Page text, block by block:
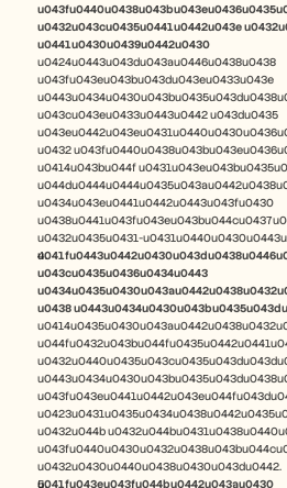
u0432u043cu0435u0441u0442u043e
u0441u0430u0439u0442u0430
u0424u0443u043du043au0446u0438u0438
u043fu043eu043bu043du043eu0433u043e
u043cu043eu0433u0443u0442 u043du0435
u0432
u0414u043bu044f
u0434u043eu0441u0442u0443u043fu0430
u0432u0435u0431-
u043cu0435u0436u0434u0443
u0438
u0432u044b
u0432u0430u0440u0438u0430u043du0442.
u041fu043eu043fu044bu0442u043au0430